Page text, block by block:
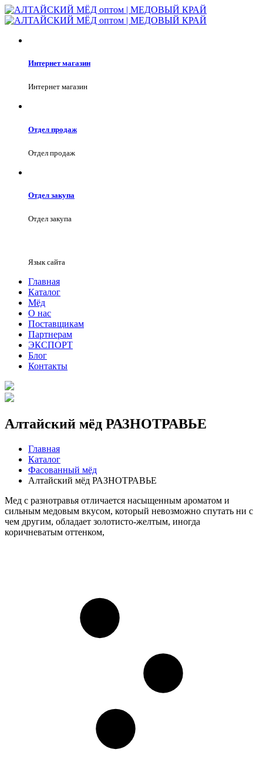
Интернет магазин
Интернет магазин
Отдел продаж
Отдел продаж
Отдел закупа
Отдел закупа
Язык сайта
Главная
Каталог
Мёд
О нас
Поставщикам
Партнерам
ЭКСПОРТ
Блог
Контакты
Алтайский мёд РАЗНОТРАВЬЕ
Главная
Каталог
Фасованный мёд
Алтайский мёд РАЗНОТРАВЬЕ
Мед с разнотравья отличается насыщенным ароматом и
сильным медовым вкусом, который невозможно спутать ни с
чем другим, обладает золотисто-желтым, иногда
коричневатым оттенком,